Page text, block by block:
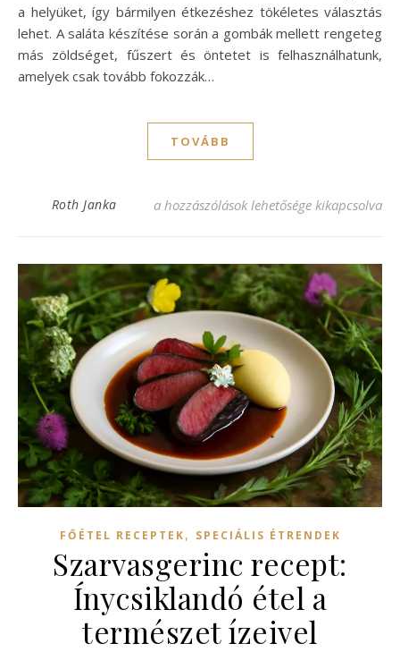
a helyüket, így bármilyen étkezéshez tökéletes választás
lehet. A saláta készítése során a gombák mellett rengeteg
más zöldséget, fűszert és öntetet is felhasználhatunk,
amelyek csak tovább fokozzák…
TOVÁBB
Roth Janka Fenséges gombasaláta receptek –
a hozzászólások lehetősége kikapcsolva
FŐÉTEL RECEPTEK, SPECIÁLIS ÉTRENDEK
Szarvasgerinc recept:
Ínycsiklandó étel a
természet ízeivel